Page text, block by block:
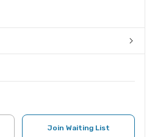
Join Waiting List